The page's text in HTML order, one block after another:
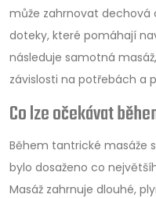
může zahrnovat
doteky, které pomáhají
následuje samotná
závislosti na potřebách a
Co lze očekávat
Během tantrické masáže
bylo dosaženo co
Masáž zahrnuje dlouhé,